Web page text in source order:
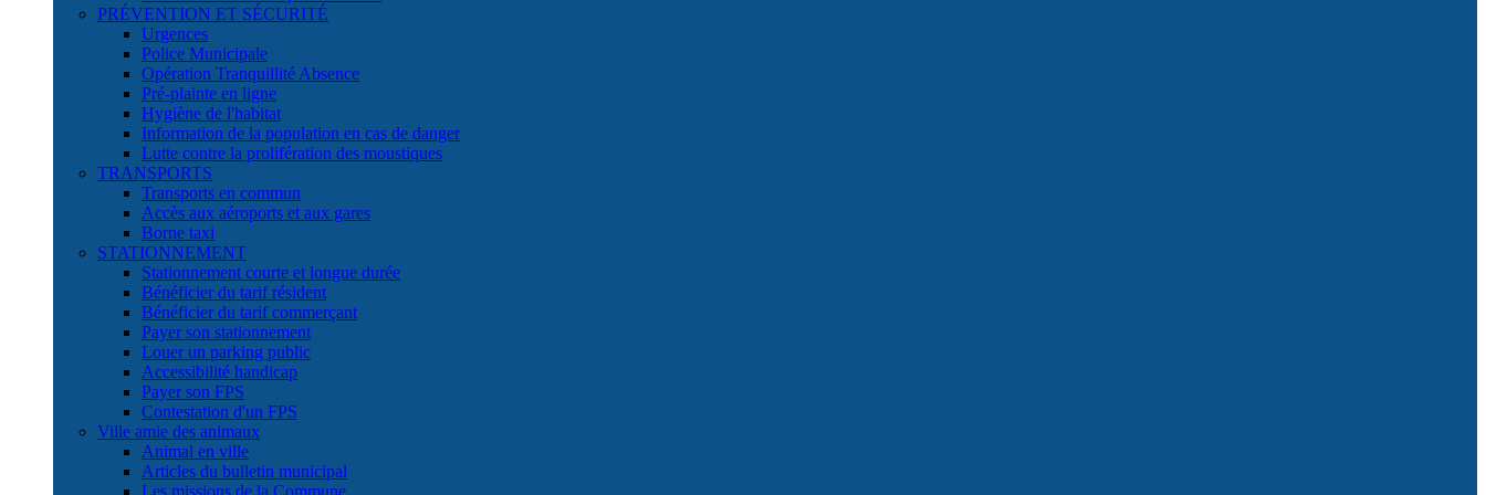
PRÉVENTION ET SÉCURITÉ
Urgences
Police Municipale
Opération Tranquillité Absence
Pré-plainte en ligne
Hygiène de l'habitat
Information de la population en cas de danger
Lutte contre la prolifération des moustiques
TRANSPORTS
Transports en commun
Accès aux aéroports et aux gares
Borne taxi
STATIONNEMENT
Stationnement courte et longue durée
Bénéficier du tarif résident
Bénéficier du tarif commerçant
Payer son stationnement
Louer un parking public
Accessibilité handicap
Payer son FPS
Contestation d'un FPS
Ville amie des animaux
Animal en ville
Articles du bulletin municipal
Les missions de la Commune